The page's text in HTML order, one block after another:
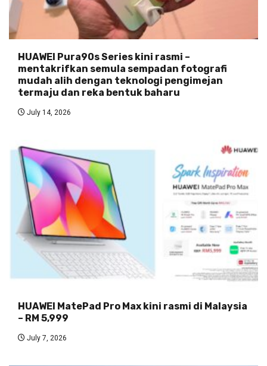
HUAWEI Pura90s Series kini rasmi –
mentakrifkan semula sempadan fotografi
mudah alih dengan teknologi pengimejan
termaju dan reka bentuk baharu
July 14, 2026
HUAWEI MatePad Pro Max kini rasmi di Malaysia
– RM 5,999
July 7, 2026